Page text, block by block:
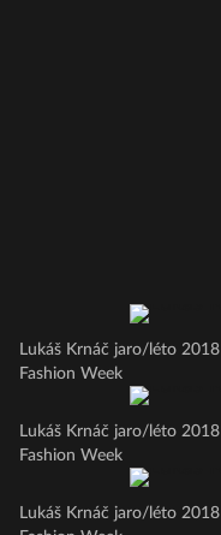
Lukáš Krnáč jaro/léto 2018
Fashion Week
Lukáš Krnáč jaro/léto 2018
Fashion Week
Lukáš Krnáč jaro/léto 2018